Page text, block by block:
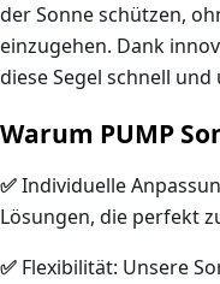
der Sonne schützen,
einzugehen. Dank
diese Segel schnell
Warum PUMP
✅Individuelle
Lösungen, die perfekt
✅ Flexibilität: Unsere